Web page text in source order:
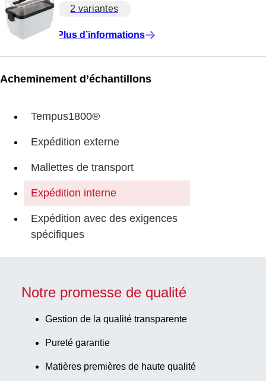
Acheminement d’échantillons
Tempus1800®
Expédition externe
Mallettes de transport
Expédition interne
Expédition avec des exigences
spécifiques
2 variantes
Plus d’informations
Notre promesse de qualité
Gestion de la qualité transparente
Pureté garantie
Matières premières de haute qualité